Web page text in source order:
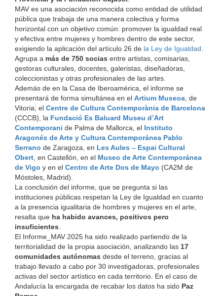
MAV es una asociación reconocida como entidad de utilidad
pública que trabaja de una manera colectiva y forma
horizontal con un objetivo común: promover la igualdad real
y efectiva entre mujeres y hombres dentro de este sector,
exigiendo la aplicación del artículo 26 de la Ley de Igualdad
Agrupa a más de 750 socias entre artistas, comisarias,
gestoras culturales, docentes, galeristas, diseñadoras,
coleccionistas y otras profesionales de las artes.
Además de en la Casa de Iberoamérica, el informe se
presentará de forma simultánea en el Artium Museoa , de
Vitoria; el Centre de Cultura Contemporània de Barcelona
(CCCB), la Fundació Es Baluard Museu d’Art
Contemporani de Palma de Mallorca, el Instituto
Aragonés de Arte y Cultura Contemporánea Pablo
Serrano de Zaragoza, en Les Aules – Espai Cultural
Obert , en Castellón, en el Museo de Arte Contemporánea
de Vigo y en el Centro de Arte Dos de Mayo (CA2M de
Móstoles, Madrid).
La conclusión del informe, que se pregunta si las
instituciones públicas respetan la Ley de Igualdad en cuanto
a la presencia igualitaria de hombres y mujeres en el arte,
resalta que ha habido avances, positivos pero
insuficientes
El Informe_MAV 2025 ha sido realizado partiendo de la
territorialidad de la propia asociación, analizando las 17
comunidades autónomas desde el terreno, gracias al
trabajo llevado a cabo por 30 investigadoras, profesionales
activas del sector artístico en cada territorio. En el caso de
Andalucía la encargada de recabar los datos ha sido Paz